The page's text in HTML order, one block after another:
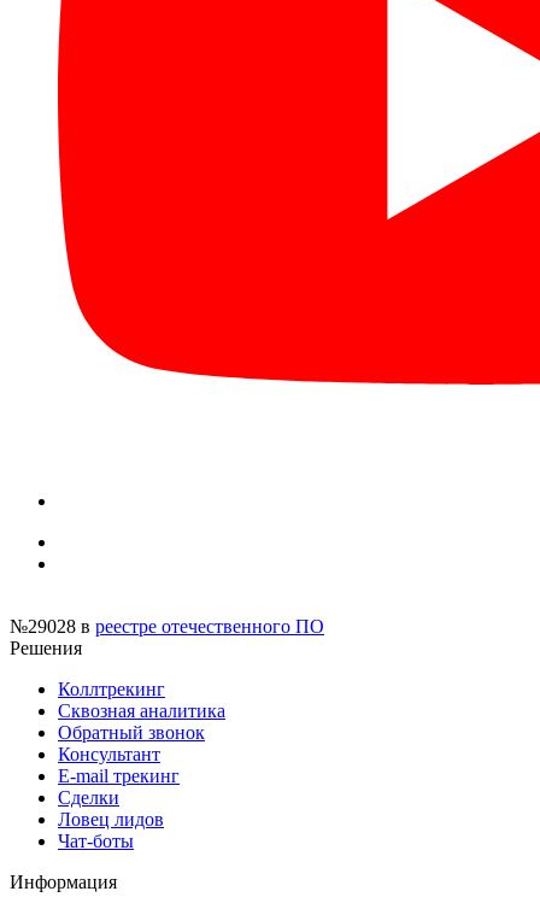
№29028 в реестре отечественного ПО
Решения
Коллтрекинг
Сквозная аналитика
Обратный звонок
Консультант
E-mail трекинг
Сделки
Ловец лидов
Чат-боты
Информация